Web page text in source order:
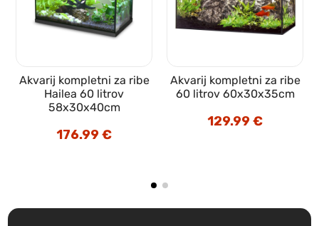
Akvarij kompletni za ribe
Hailea 60 litrov
58x30x40cm
176.99€
Akvarij kompletni za ribe
60 litrov 60x30x35cm
129.99€